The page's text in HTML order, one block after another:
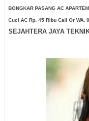
BONGKAR PASANG AC
Cuci AC Rp. 45 Ribu Call Or WA.
SEJAHTERA JAYA